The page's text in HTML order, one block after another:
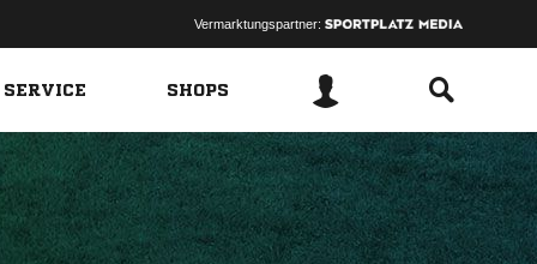
Vermarktungspartner:
SHOPS